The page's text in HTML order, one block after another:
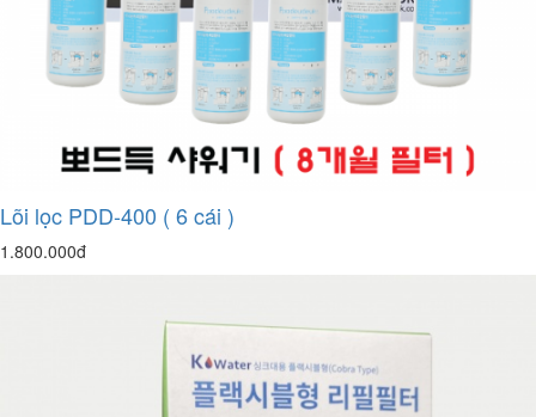
Lõi lọc PDD-400 ( 6 cái )
1.800.000đ